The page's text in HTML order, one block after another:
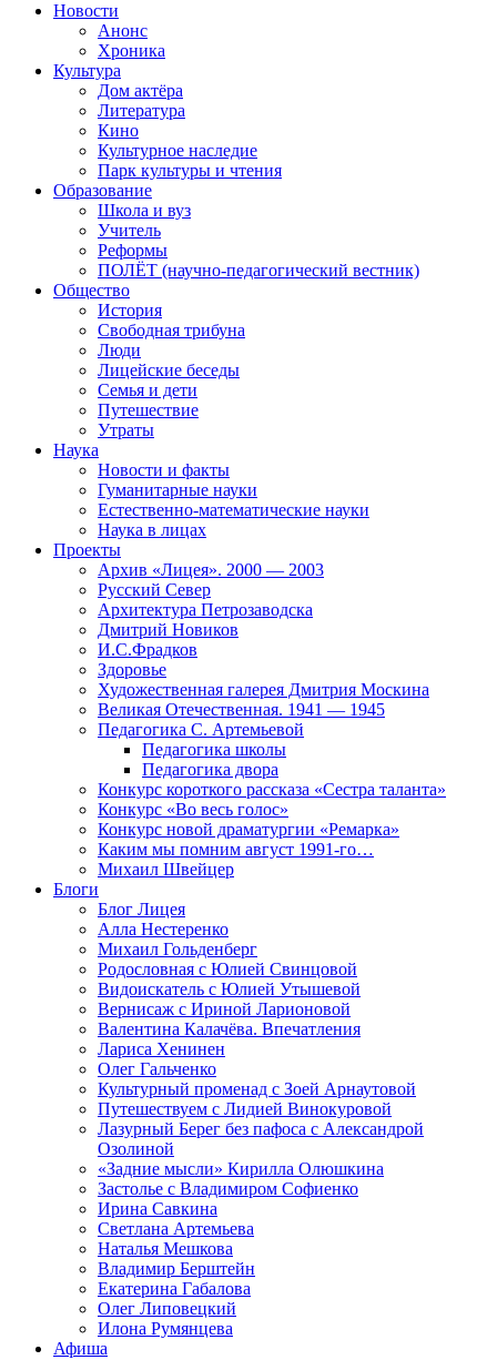
Новости
Анонс
Хроника
Культура
Дом актёра
Литература
Кино
Культурное наследие
Парк культуры и чтения
Образование
Школа и вуз
Учитель
Реформы
ПОЛЁТ (научно-педагогический вестник)
Общество
История
Свободная трибуна
Люди
Лицейские беседы
Семья и дети
Путешествие
Утраты
Наука
Новости и факты
Гуманитарные науки
Естественно-математические науки
Наука в лицах
Проекты
Архив «Лицея». 2000 — 2003
Русский Север
Архитектура Петрозаводска
Дмитрий Новиков
И.С.Фрадков
Здоровье
Художественная галерея Дмитрия Москина
Великая Отечественная. 1941 — 1945
Педагогика С. Артемьевой
Педагогика школы
Педагогика двора
Конкурс короткого рассказа «Сестра таланта»
Конкурс «Во весь голос»
Конкурс новой драматургии «Ремарка»
Каким мы помним август 1991-го…
Михаил Швейцер
Блоги
Блог Лицея
Алла Нестеренко
Михаил Гольденберг
Родословная с Юлией Свинцовой
Видоискатель с Юлией Утышевой
Вернисаж с Ириной Ларионовой
Валентина Калачёва. Впечатления
Лариса Хенинен
Олег Гальченко
Культурный променад с Зоей Арнаутовой
Путешествуем с Лидией Винокуровой
Лазурный Берег без пафоса с Александрой
Озолиной
«Задние мысли» Кирилла Олюшкина
Застолье с Владимиром Софиенко
Ирина Савкина
Светлана Артемьева
Наталья Мешкова
Владимир Берштейн
Екатерина Габалова
Олег Липовецкий
Илона Румянцева
Афиша